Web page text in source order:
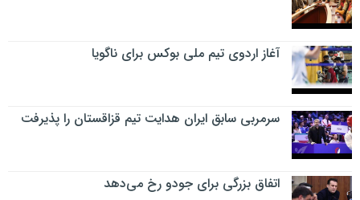
آغاز اردوی تیم ملی بوکس برای ناگویا
سرمربی سابق ایران هدایت تیم قزاقستان را پذیرفت
اتفاق بزرگی برای جودو رخ می‌دهد